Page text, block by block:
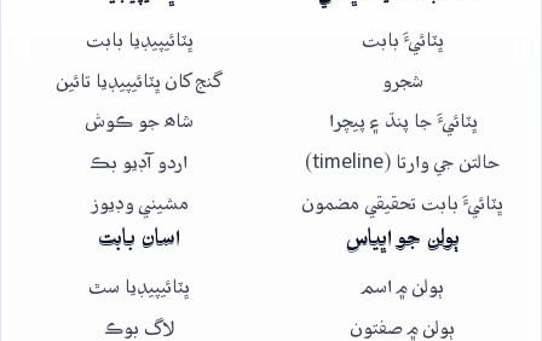
ڀٽائيءَ بابت
شجرو
ڀٽائيءَ جا پنڌ ۽ پيچرا
حالتن جي وارتا (timeline)
ڀٽائيءَ بابت تحقيقي مضمون
ڀٽائيپيڊيا بابت
گنج کان ڀٽائيپيڊيا تائين
شاھ جو ڪوش
اردو آڊيو بڪ
مشيني وڊيوز
ٻولن جو اڀياس
ٻولن ۾ اسم
ٻولن ۾ صفتون
اسان بابت
ڀٽائيپيڊيا سٿ
لاگ بوڪ